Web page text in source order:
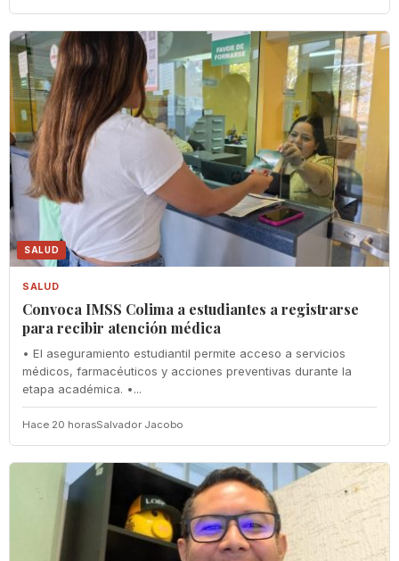
SALUD
SALUD
Convoca IMSS Colima a estudiantes a registrarse
para recibir atención médica
• El aseguramiento estudiantil permite acceso a servicios
médicos, farmacéuticos y acciones preventivas durante la
etapa académica. •...
Hace 20 horasSalvador Jacobo